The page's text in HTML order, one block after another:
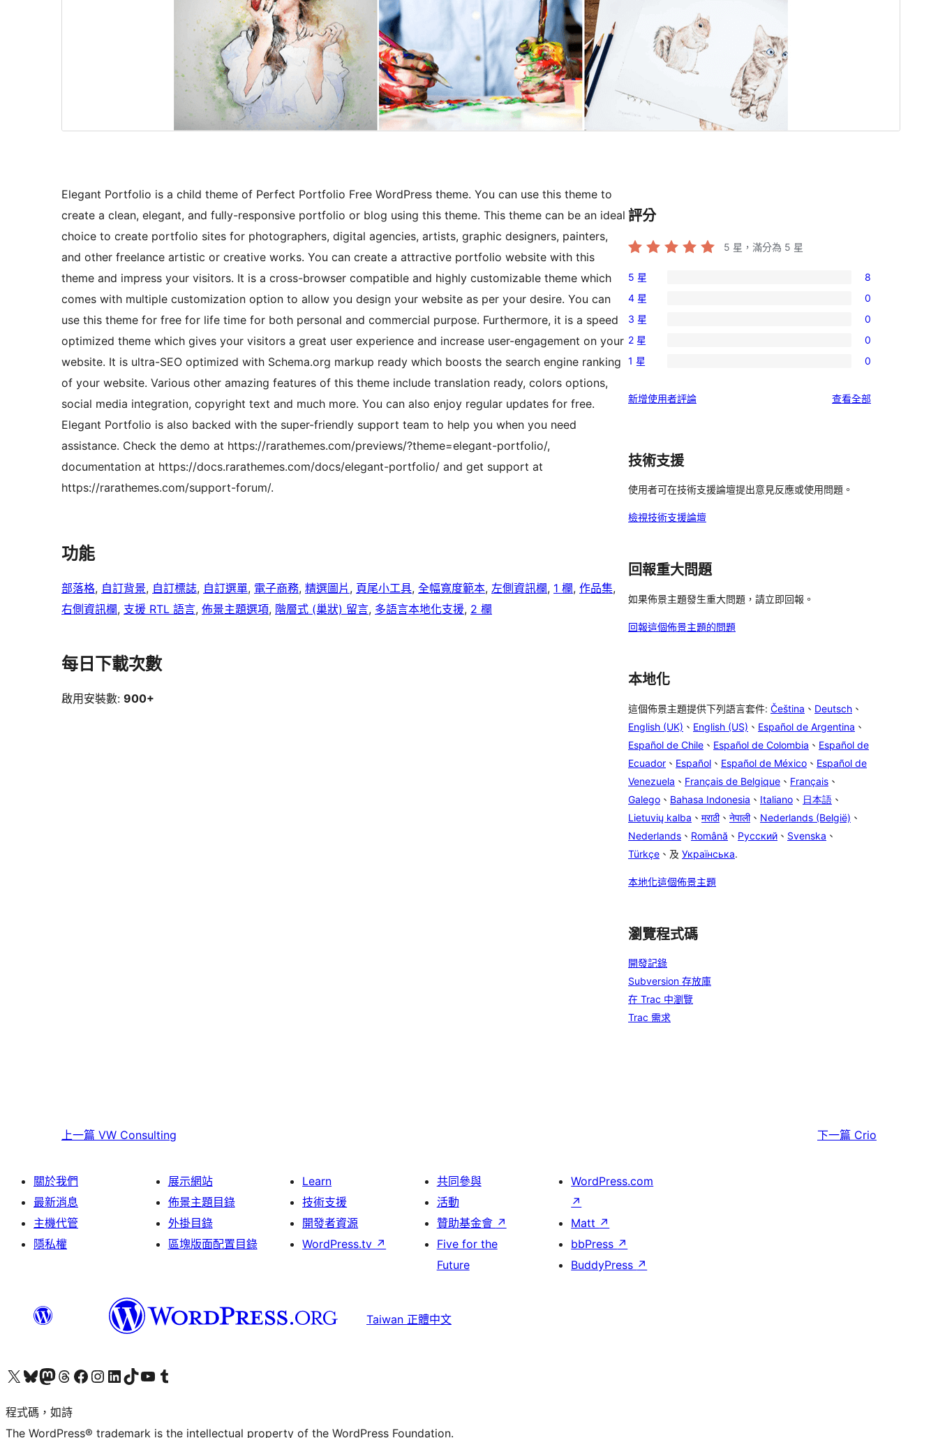
Elegant Portfolio is a child theme of Perfect Portfolio Free WordPress theme. You can use this theme to
create a clean, elegant, and fully-responsive portfolio or blog using this theme. This theme can be an ideal
choice to create portfolio sites for photographers, digital agencies, artists, graphic designers, painters,
and other freelance artistic or creative works. You can create a attractive portfolio website with this
theme and impress your visitors. It is a cross-browser compatible and highly customizable theme which
comes with multiple customization option to allow you design your website as per your desire. You can
use this theme for free for life time for both personal and commercial purpose. Furthermore, it is a speed
optimized theme which gives your visitors a great user experience and increase user-engagement on your
website. It is ultra-SEO optimized with Schema.org markup ready which boosts the search engine ranking
of your website. Various other amazing features of this theme include translation ready, colors options,
social media integration, copyright text and much more. You can also enjoy regular updates for free.
Elegant Portfolio is also backed with the super-friendly support team to help you when you need
assistance. Check the demo at https://rarathemes.com/previews/?theme=elegant-portfolio/,
documentation at https://docs.rarathemes.com/docs/elegant-portfolio/ and get support at
https://rarathemes.com/support-forum/.
功能
部落格, 自訂背景, 自訂標誌, 自訂選單, 電子商務, 精選圖片 , 頁尾小工具, 全幅寬度範本, 左側資訊欄, 1 欄, 作品集
右側資訊欄, 支援 RTL 語言, 佈景主題選項, 階層式 (巢狀) 留言, 多語言本地化支援, 2 欄
每日下載次數
啟用安裝數: 900+
評分
5 星，滿分為 5 星
8
個
5
星
使
者
5 星 8
0
個
4
星
用
論
4 星 0
0
個
3
使
評
3 星 0
0
個
星
者
論
2 星 0
0
1
用
評
論
1 星 0
新增使用者評論 查看全部使
技術支援
使用者可在技術支援論壇提出意見反應或使用問題。
檢視技術支援論壇
回報重大問題
如果佈景主題發生重大問題，請立即回報。
回報這個佈景主題的問題
本地化
這個佈景主題提供下列語言套件: Čeština 、 Deutsch 、
English (UK) 、 English (US) 、 Español de Argentina 、
Español de Chile 、 Español de Colombia 、 Español de
Ecuador 、 Español 、 Español de México 、 Español de
Venezuela 、 Français de Belgique 、 Français 、
Galego 、 Bahasa Indonesia 、 Italiano 、 日本語 、
Lietuvių kalba 、 मराठी、 नेपाली、 Nederlands (België) 、
Nederlands 、 Română 、 Русский 、 Svenska 、
Türkçe 、及 Українська.
本地化這個佈景主題
瀏覽程式碼
開發記錄
Subversion 存放庫
在 Trac 中瀏覽
Trac 需求
上一篇 VW Consulting 下一篇 Crio
關於我們
最新消息
主機代管
隱私權
展示網站
佈景主題目錄
外掛目錄
區塊版面配置目錄
Learn
技術支援
開發者資源
WordPress.tv ↗
共同參與
活動
贊助基金會 ↗
Five for the
Future
WordPress.com
↗
Matt ↗
bbPress ↗
BuddyPress ↗
Taiwan 正體中文
查看我們的 X (之前的 Twitter) 帳號造訪我們的 Bluesky 帳號造訪我們的 Mastodon 帳號造訪我們的 Threads 帳號 造訪我們的 Facebook 粉絲專頁Visit our Instagram account
Visit our LinkedIn account
造訪我們的 TikTok 帳號Visit our YouTube channel
造訪我們的 Tumblr 帳號
程式碼，如詩
The WordPress® trademark is the intellectual property of the WordPress Foundation.